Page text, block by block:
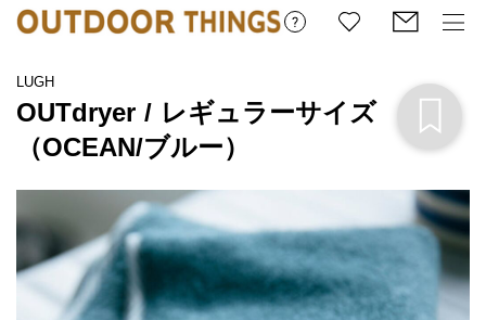
LUGH
OUTdryer / レギュラーサイズ
（OCEAN/ブルー）